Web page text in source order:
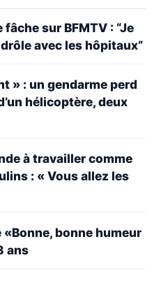
sur BFMTV : “Je
drôle avec les hôpitaux”
» : un gendarme perd
hélicoptère, deux
à travailler comme
: « Vous allez les
bonne humeur
ans